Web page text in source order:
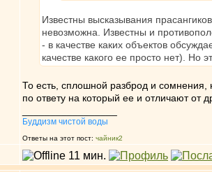
Известны высказывания
невозможна. Известны и
- в качестве каких объектов
качестве какого ее просто нет). Но
То есть, сплошной разброд и сомнения,
по ответу на который ее и отличают от
Буддизм чистой воды
Ответы на этот пост: чайник2